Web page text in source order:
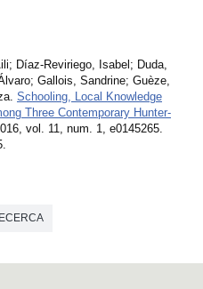
Díaz-Reviriego, Isabel; Duda,
Gallois, Sandrine; Guèze,
Schooling, Local Knowledge
Three Contemporary Hunter-
vol. 11, num. 1, e0145265.